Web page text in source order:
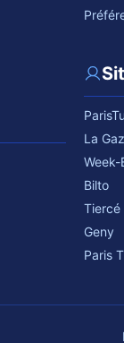
La
Week-
Bilto
Tiercé
Geny
Paris